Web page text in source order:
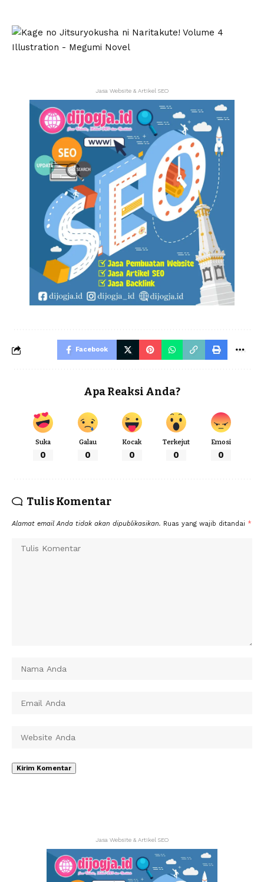
Jasa Website & Artikel SEO
Facebook
Apa Reaksi Anda?
Suka
0
Galau
0
Kocak
0
Terkejut
0
Emosi
0
Tulis Komentar
Alamat email Anda tidak akan dipublikasikan. Ruas yang wajib ditandai *
Jasa Website & Artikel SEO